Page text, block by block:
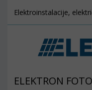
Elektroinstalacije,
ELEKTRON